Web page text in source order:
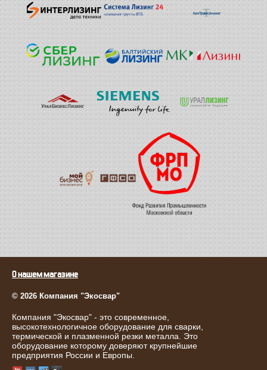
О нашем магазине
© 2026 Компания "Экосвар"
Компания "Экосвар" - это современное,
высокотехнологичное оборудование для сварки,
термической и плазменной резки металла. Это
оборудование которому доверяют крупнейшие
предприятия России и Европы.